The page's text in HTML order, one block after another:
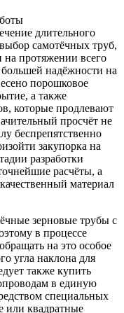
длительного
самотёчных труб,
на протяжении всего
надёжности на
порошковое
a также
которые продлевают
просчёт не
беспрепятственно
закупорка на
разработки
расчёты, a
материал
зерновые трубы c
в процессе
на это особое
угла наклона для
также купить
в единую
специальных
или квадратные